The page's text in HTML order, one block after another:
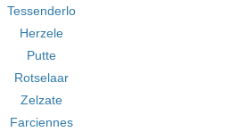
Tessenderlo
Herzele
Putte
Rotselaar
Zelzate
Farciennes